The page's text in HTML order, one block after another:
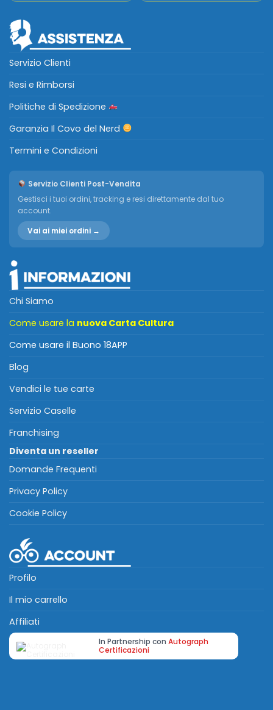
Servizio Clienti
Resi e Rimborsi
Politiche di Spedizione
Garanzia Il Covo del Nerd
Termini e Condizioni
Servizio Clienti Post-Vendita
Gestisci i tuoi ordini, tracking e resi direttamente dal tuo
account.
Vai ai miei ordini →
Chi Siamo
Come usare la nuova Carta Cultura
Come usare il Buono 18APP
Blog
Vendici le tue carte
Servizio Caselle
Franchising
Diventa un reseller
Domande Frequenti
Privacy Policy
Cookie Policy
Profilo
Il mio carrello
Affiliati
In Partnership con Autograph
Certificazioni